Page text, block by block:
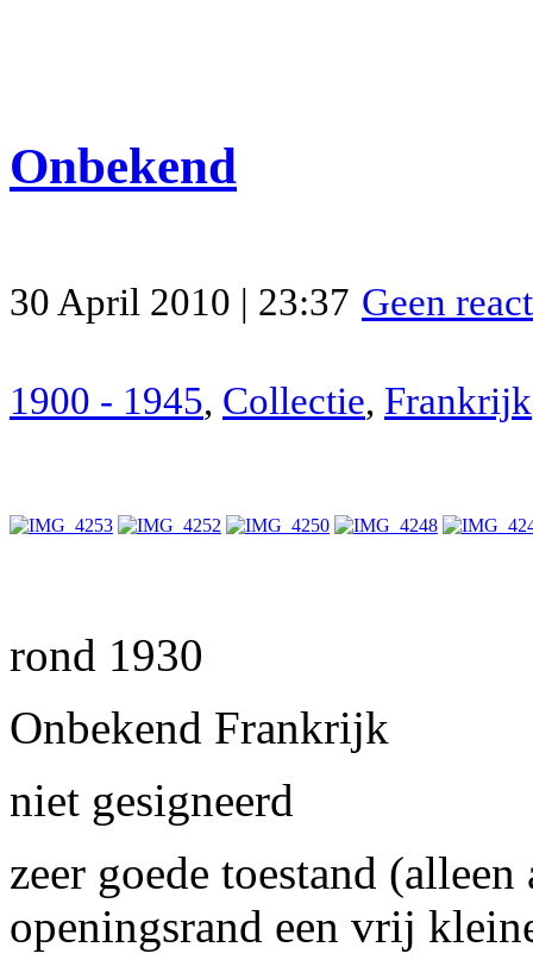
Onbekend
30 April 2010 | 23:37 Geen
1900 - 1945, Collectie, Frankrijk
rond 1930
Onbekend Frankrijk
niet gesigneerd
zeer goede toestand
openingsrand een vrij